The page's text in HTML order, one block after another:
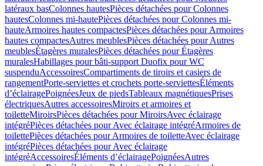
latéraux basColonnes hautesPièces détachées pour Colonnes
hautesColonnes mi-hautePièces détachées pour Colonnes mi-
hauteArmoires hautes compactesPièces détachées pour Armoires
hautes compactesAutres meublesPièces détachées pour Autres
meublesÉtagères muralesPièces détachées pour Étagères
muralesHabillages pour bâti-support Duofix pour WC
suspenduAccessoiresCompartiments de tiroirs et casiers de
rangementPorte-serviettes et crochets porte-serviettesÉléments
d’éclairagePoignéesJeux de piedsTableaux magnétiquesPrises
électriquesAutres accessoiresMiroirs et armoires et
toiletteMiroirsPièces détachées pour MiroirsAvec éclairage
intégréPièces détachées pour Avec éclairage intégréArmoires de
toilettePièces détachées pour Armoires de toiletteAvec éclairage
intégréPièces détachées pour Avec éclairage
intégréAccessoiresÉléments d’éclairagePoignéesAutres